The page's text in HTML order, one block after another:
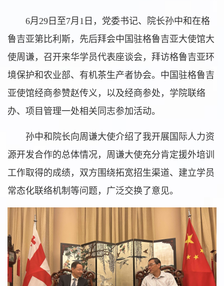
6月29日至7月1日，党委书记、院长孙中和在格
鲁吉亚第比利斯，先后拜会中国驻格鲁吉亚大使馆大
使周谦，召开来华学员代表座谈会，拜访格鲁吉亚环
境保护和农业部、有机茶生产者协会。中国驻格鲁吉
亚使馆经商参赞赵传义，以及经商参处，学院联络
办、项目管理一处相关同志参加活动。
孙中和院长向周谦大使介绍了我开展国际人力资
源开发合作的总体情况，周谦大使充分肯定援外培训
工作取得的成绩，双方围绕拓宽招生渠道、建立学员
常态化联络机制等问题，广泛交换了意见。